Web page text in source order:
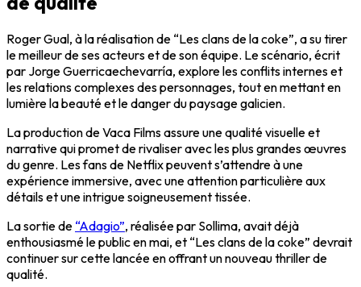
Roger Gual, à la réalisation de “Les clans de la coke”, a su tirer
le meilleur de ses acteurs et de son équipe. Le scénario, écrit
par Jorge Guerricaechevarría, explore les conflits internes et
les relations complexes des personnages, tout en mettant en
lumière la beauté et le danger du paysage galicien.
La production de Vaca Films assure une qualité visuelle et
narrative qui promet de rivaliser avec les plus grandes œuvres
du genre. Les fans de Netflix peuvent s’attendre à une
expérience immersive, avec une attention particulière aux
détails et une intrigue soigneusement tissée.
La sortie de “Adagio”, réalisée par Sollima, avait déjà
enthousiasmé le public en mai, et “Les clans de la coke” devrait
continuer sur cette lancée en offrant un nouveau thriller de
qualité.